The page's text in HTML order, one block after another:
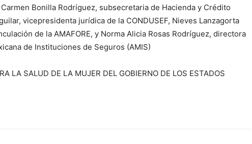
Bonilla Rodríguez, subsecretaria de Hacienda y Crédito
vicepresidenta jurídica de la CONDUSEF, Nieves Lanzagorta
de la AMAFORE, y Norma Alicia Rosas Rodríguez, directora
de Instituciones de Seguros (AMIS)
LA SALUD DE LA MUJER DEL GOBIERNO DE LOS ESTADOS